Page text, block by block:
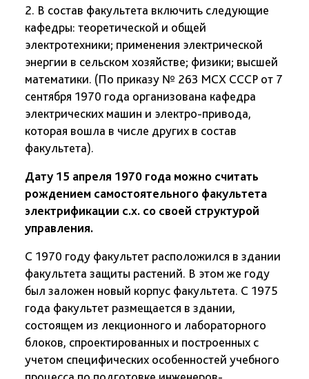
2. В состав факультета включить следующие
кафедры: теоретической и общей
электротехники; применения электрической
энергии в сельском хозяйстве; физики; высшей
математики. (По приказу № 263 МСХ СССР от 7
сентября 1970 года организована кафедра
электрических машин и электро-привода,
которая вошла в числе других в состав
факультета).
Дату 15 апреля 1970 года можно считать
рождением самостоятельного факультета
электрификации с.х. со своей структурой
управления.
С 1970 году факультет расположился в здании
факультета защиты растений. В этом же году
был заложен новый корпус факультета. С 1975
года факультет размещается в здании,
состоящем из лекционного и лабораторного
блоков, спроектированных и построенных с
учетом специфических особенностей учебного